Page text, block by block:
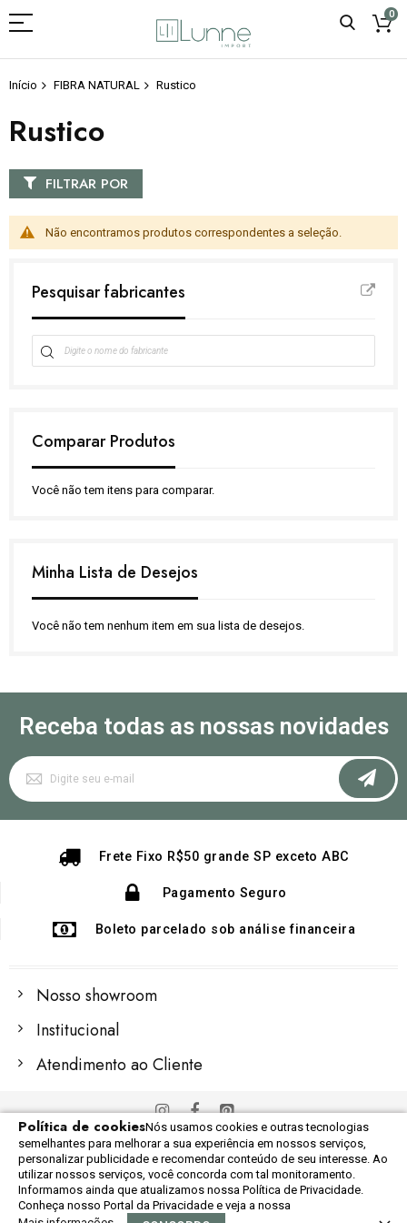
Política de cookiesNós usamos cookies e outras tecnologias
semelhantes para melhorar a sua experiência em nossos serviços,
personalizar publicidade e recomendar conteúdo de seu interesse. Ao
utilizar nossos serviços, você concorda com tal monitoramento.
Informamos ainda que atualizamos nossa Política de Privacidade.
Conheça nosso Portal da Privacidade e veja a nossa
0
Início FIBRA NATURAL Rustico
Rustico
Não encontramos produtos correspondentes a seleção.
FILTRAR POR
Pesquisar fabricantes
Comparar Produtos
Você não tem itens para comparar.
Minha Lista de Desejos
Você não tem nenhum item em sua lista de desejos.
Receba todas as nossas novidades
Inscreva-
se
na
Frete Fixo R$50 grande SP exceto ABC
Pagamento Seguro
Boleto parcelado sob análise financeira
Nosso showroom
Institucional
Atendimento ao Cliente
© 2022 Importex Global
Razão Social: 06.248.609/0001-60